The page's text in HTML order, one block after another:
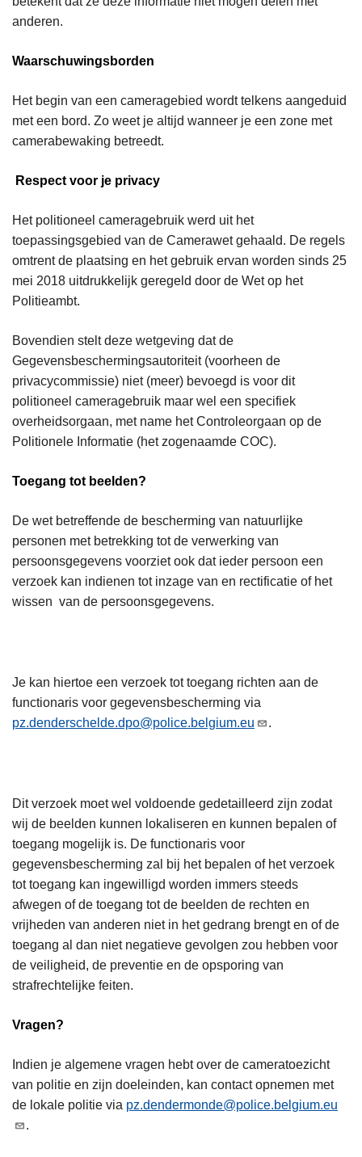
anderen.
Waarschuwingsborden
Het begin van een cameragebied wordt telkens aangeduid
met een bord. Zo weet je altijd wanneer je een zone met
camerabewaking betreedt.
Respect voor je privacy
Het politioneel cameragebruik werd uit het
toepassingsgebied van de Camerawet gehaald. De regels
omtrent de plaatsing en het gebruik ervan worden sinds 25
mei 2018 uitdrukkelijk geregeld door de Wet op het
Politieambt.
Bovendien stelt deze wetgeving dat de
Gegevensbeschermingsautoriteit (voorheen de
privacycommissie) niet (meer) bevoegd is voor dit
politioneel cameragebruik maar wel een specifiek
overheidsorgaan, met name het Controleorgaan op de
Politionele Informatie (het zogenaamde COC).
Toegang tot beelden?
De wet betreffende de bescherming van natuurlijke
personen met betrekking tot de verwerking van
persoonsgegevens voorziet ook dat ieder persoon een
verzoek kan indienen tot inzage van en rectificatie of het
wissen van de persoonsgegevens.
Je kan hiertoe een verzoek tot toegang richten aan de
functionaris voor gegevensbescherming via
pz.denderschelde.dpo@police.belgium.eu
.
Dit verzoek moet wel voldoende gedetailleerd zijn zodat
wij de beelden kunnen lokaliseren en kunnen bepalen of
toegang mogelijk is. De functionaris voor
gegevensbescherming zal bij het bepalen of het verzoek
tot toegang kan ingewilligd worden immers steeds
afwegen of de toegang tot de beelden de rechten en
vrijheden van anderen niet in het gedrang brengt en of de
toegang al dan niet negatieve gevolgen zou hebben voor
de veiligheid, de preventie en de opsporing van
strafrechtelijke feiten.
Vragen?
Indien je algemene vragen hebt over de cameratoezicht
van politie en zijn doeleinden, kan contact opnemen met
de lokale politie via pz.dendermonde@police.belgium.eu
.